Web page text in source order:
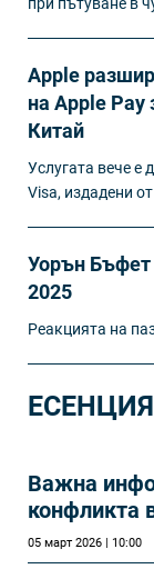
Apple
на Apple Pay
Китай
Услугата вече е
Visa, издадени
Уорън Бъфет
2025
Реакцията на
ЕСЕНЦИЯ
Важна
конфликта
05 март 2026 | 10:00